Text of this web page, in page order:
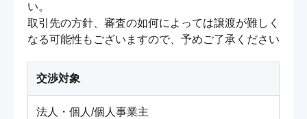
い。
取引先の方針、審査の如何によっては譲渡が難しく
なる可能性もございますので、予めご了承ください
交渉対象
法人・個人/個人事業主